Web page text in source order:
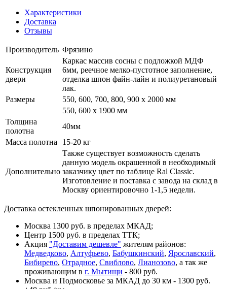
Характеристики
Доставка
Отзывы
Производитель Фрязино
Конструкция
двери
Каркас массив сосны с подложкой МДФ
6мм, реечное мелко-пустотное заполнение,
отделка шпон файн-лайн и полиуретановый
лак.
Размеры
550, 600, 700, 800, 900 x 2000 мм
550, 600 х 1900 мм
Толщина
полотна
40мм
Масса полотна
15-20 кг
Дополнительно
Также существует возможность сделать
данную модель окрашенной в необходимый
заказчику цвет по таблице Ral Classic.
Изготовление и поставка с завода на склад в
Москву ориентировочно 1-1,5 недели.
Доставка остекленных шпонированных дверей:
Москва 1300 руб. в пределах МКАД;
Центр 1500 руб. в пределах ТТК;
Акция "Доставим дешевле" жителям районов:
Медведково, Алтуфьево, Бабушкинский, Ярославский,
Бибирево, Отрадное, Свиблово, Лианозово, а так же
проживающим в г. Мытищи - 800 руб.
Москва и Подмосковье за МКАД до 30 км - 1300 руб.